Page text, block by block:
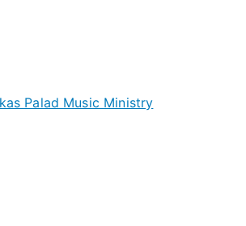
Palad Music Ministry